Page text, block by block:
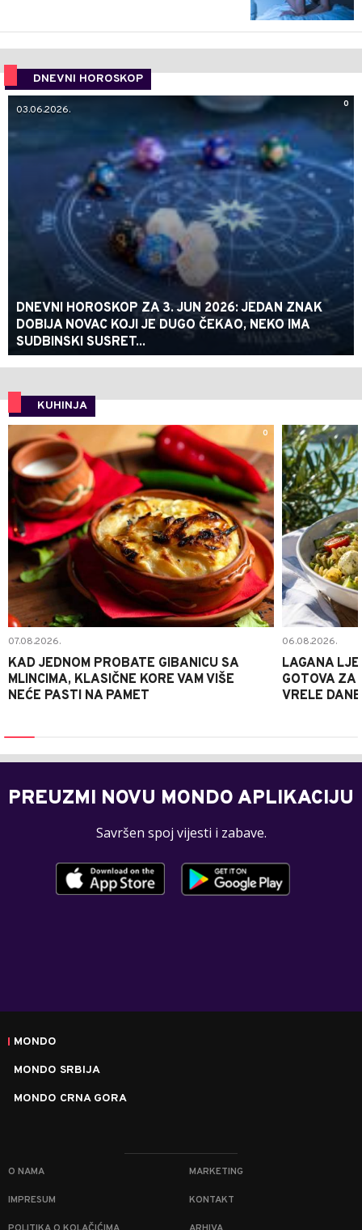
DNEVNI HOROSKOP
0
03.06.2026.
DNEVNI HOROSKOP ZA 3. JUN 2026: JEDAN ZNAK
DOBIJA NOVAC KOJI JE DUGO ČEKAO, NEKO IMA
SUDBINSKI SUSRET...
KUHINJA
0
07.08.2026.
KAD JEDNOM PROBATE GIBANICU SA
MLINCIMA, KLASIČNE KORE VAM VIŠE
NEĆE PASTI NA PAMET
06.08.2026.
LAGANA
GOTOVA ZA
VRELE DANE
PREUZMI NOVU MONDO APLIKACIJU
Savršen spoj vijesti i zabave.
MONDO
MONDO SRBIJA
MONDO CRNA GORA
O NAMA MARKETING
IMPRESUM KONTAKT